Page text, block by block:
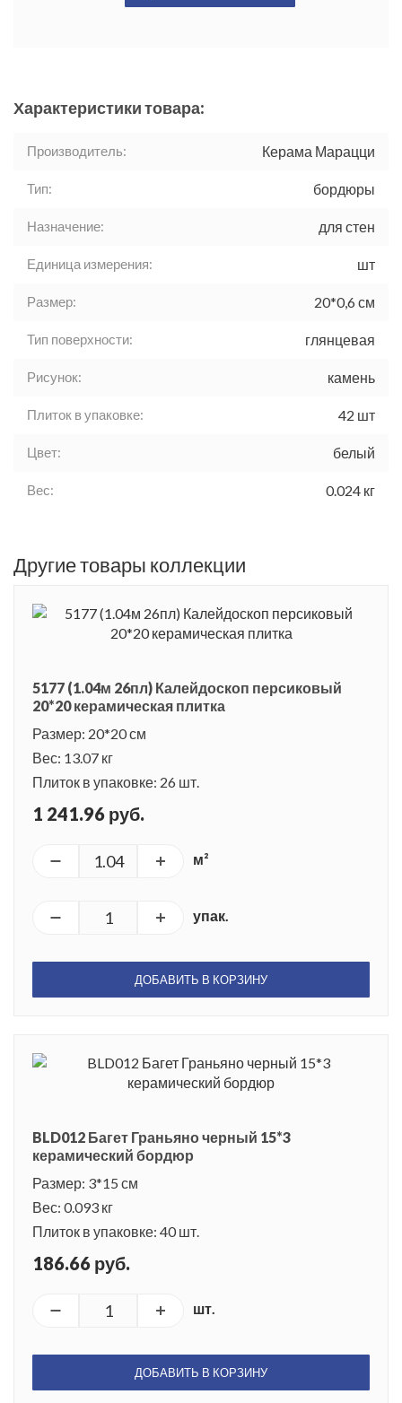
Характеристики товара:
Производитель: Керама Марацци
Тип: бордюры
Назначение: для стен
Единица измерения: шт
Размер: 20*0,6 см
Тип поверхности: глянцевая
Рисунок: камень
Плиток в упаковке: 42 шт
Цвет: белый
Вес: 0.024 кг
Другие товары коллекции
5177 (1.04м 26пл) Калейдоскоп персиковый
20*20 керамическая плитка
Размер: 20*20 см
Вес: 13.07 кг
Плиток в упаковке: 26 шт.
1 241.96 руб.
м²
упак.
ДОБАВИТЬ В КОРЗИНУ
BLD012 Багет Граньяно черный 15*3
керамический бордюр
Размер: 3*15 см
Вес: 0.093 кг
Плиток в упаковке: 40 шт.
186.66 руб.
шт.
ДОБАВИТЬ В КОРЗИНУ